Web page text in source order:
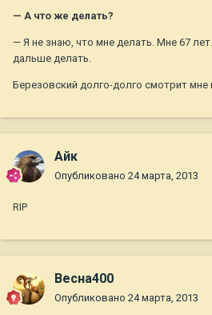
— А что же делать?
— Я не знаю, что мне делать. Мне 67
дальше делать.
Березовский долго-долго смотрит мне
Айк
Опубликовано 24 марта, 2013
RIP
Весна400
Опубликовано 24 марта, 2013